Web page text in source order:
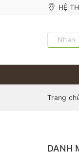
HỆ
Trang
DANH